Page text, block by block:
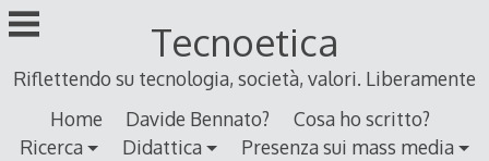
Skip
to
Tecnoetica
Riflettendo su tecnologia, società, valori. Liberamente
Home
Davide Bennato?
Cosa ho scritto?
Ricerca
Didattica
Presenza sui mass media